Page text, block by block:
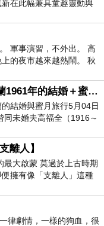
在此幅兼具童趣靈動與
藍的羽翼般色塊包覆著
軍事演習，不外出。 高
的夜市越來越熱鬧。 秋
熱。。。
AI「曼波女郎」葛蘭1961年的結婚＋蜜月旅行 #戀上老電影 #葛蘭 #粟子
結婚與蜜月旅行5月04日
未婚夫高福全（1916～
15日於英國倫敦St.S
離人】
最大啟蒙 莫過於上古時期
擁有像「支離人」這種
必讀
律劇情，一樣的狗血，很